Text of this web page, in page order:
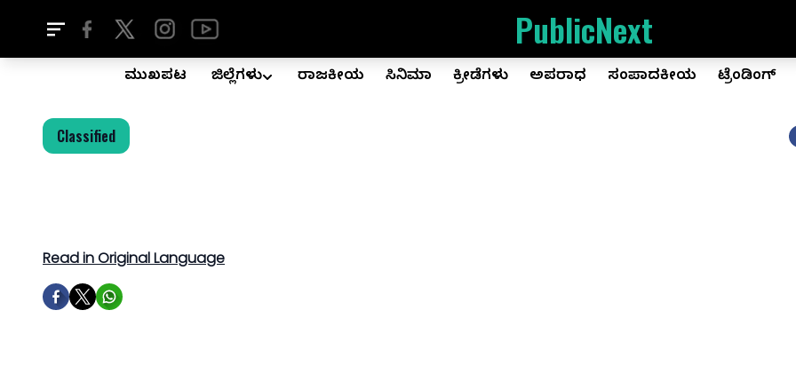
PublicNext
ಮುಖಪುಟ ಜಿಲ್ಲೆಗಳು ರಾಜಕೀಯ ಸಿನಿಮಾ ಕ್ರೀಡೆಗಳು ಅಪರಾಧ ಸಂಪಾದಕೀಯ ಟ್ರೆಂಡಿಂಗ್
Classified
Read in Original Language